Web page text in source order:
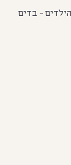
- בדים